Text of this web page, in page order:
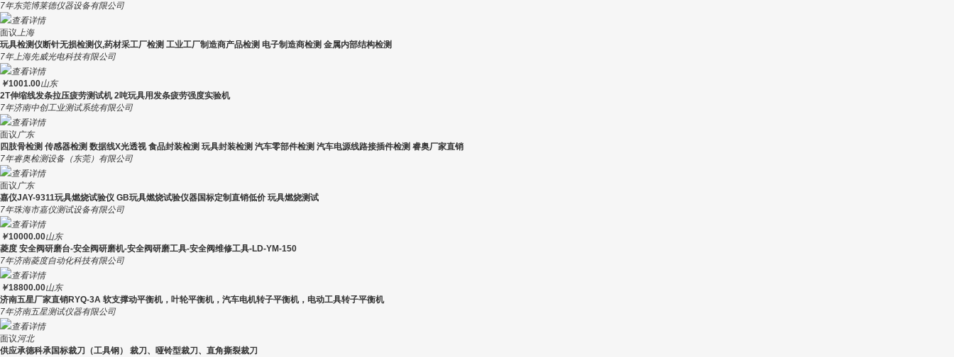
7年东莞博莱德仪器设备有限公司
查看详情
面议上海
玩具检测仪断针无损检测仪,药材采工厂检测 工业工厂制造商产品检测 电子制造商检测 金属内部结构检测
7年上海先威光电科技有限公司
查看详情
￥1001.00山东
2T伸缩线发条拉压疲劳测试机 2吨玩具用发条疲劳强度实验机
7年济南中创工业测试系统有限公司
查看详情
面议广东
四肢骨检测 传感器检测 数据线X光透视 食品封装检测 玩具封装检测 汽车零部件检测 汽车电源线路接插件检测 睿奥厂家直销
7年睿奥检测设备（东莞）有限公司
查看详情
面议广东
嘉仪JAY-9311玩具燃烧试验仪 GB玩具燃烧试验仪器国标定制直销低价 玩具燃烧测试
7年珠海市嘉仪测试设备有限公司
查看详情
￥10000.00山东
菱度 安全阀研磨台-安全阀研磨机-安全阀研磨工具-安全阀维修工具-LD-YM-150
7年济南菱度自动化科技有限公司
查看详情
￥18800.00山东
济南五星厂家直销RYQ-3A 软支撑动平衡机，叶轮平衡机，汽车电机转子平衡机，电动工具转子平衡机
7年济南五星测试仪器有限公司
查看详情
面议河北
供应承德科承国标裁刀（工具钢） 裁刀、哑铃型裁刀、直角撕裂裁刀